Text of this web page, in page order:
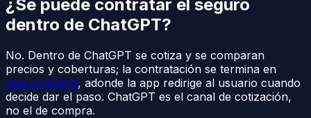
¿Se puede contratar el seguro
dentro de ChatGPT?
No. Dentro de ChatGPT se cotiza y se comparan
precios y coberturas; la contratación se termina en
SeguroMatch, adonde la app redirige al usuario cuando
decide dar el paso. ChatGPT es el canal de cotización,
no el de compra.